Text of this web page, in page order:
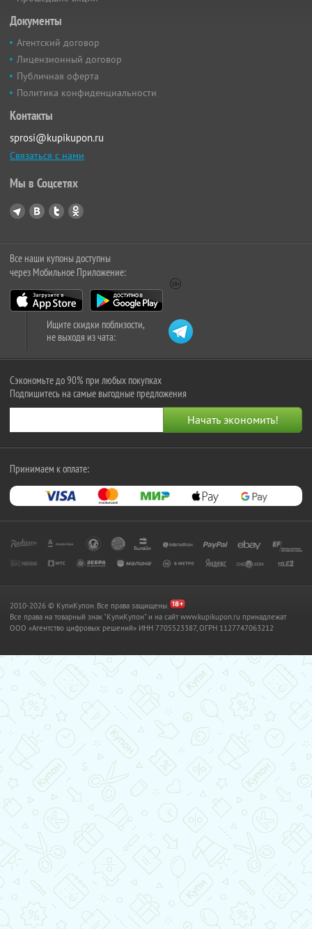
Документы
Агентский договор
Лицензионный договор
Публичная оферта
Политика конфиденциальности
Контакты
sprosi@kupikupon.ru
Связаться с нами
Мы в Соцсетях
Все наши купоны доступны
через Мобильное Приложение:
Ищите скидки поблизости,
не выходя из чата:
Сэкономьте до 90% при любых покупках
Подпишитесь на самые выгодные предложения
Принимаем к оплате:
2010-2026 © КупиКупон. Все права защищены.
Все права на товарный знак "КупиКупон" и на сайт www.kupikupon.ru принадлежат
OOO «Агентство цифровых решений» ИНН 7705523387, ОГРН 1127747063212